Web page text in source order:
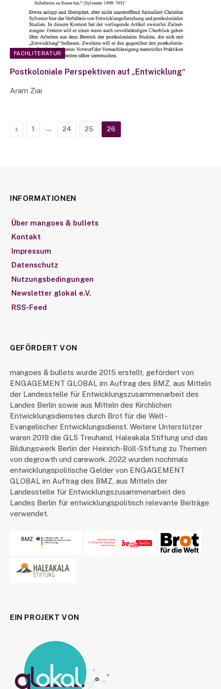
FACHLITERATUR
Postkoloniale Perspektiven auf „Entwicklung“
Aram Ziai
Previous
1 … 24 25 26
INFORMATIONEN
Über mangoes & bullets
Kontakt
Impressum
Datenschutz
Nutzungsbedingungen
Newsletter glokal e.V.
RSS-Feed
GEFÖRDERT VON
mangoes & bullets wurde 2015 erstellt, gefördert von
ENGAGEMENT GLOBAL im Auftrag des BMZ, aus Mitteln
der Landesstelle für Entwicklungszusammenarbeit des
Landes Berlin sowie aus Mitteln des Kirchlichen
Entwicklungsdienstes durch Brot für die Welt -
Evangelischer Entwicklungsdienst. Weitere Unterstützer
waren 2019 die GLS Treuhand, Haleakala Stiftung und das
Bildungswerk Berlin der Heinrich-Böll-Stiftung zu Themen
von degrowth und carework. 2022 wurden nochmals
entwicklungspolitische Gelder von ENGAGEMENT
GLOBAL im Auftrag des BMZ, aus Mitteln der
Landesstelle für Entwicklungszusammenarbeit des
Landes Berlin für entwicklungspolitisch relevante Beiträge
verwendet.
EIN PROJEKT VON